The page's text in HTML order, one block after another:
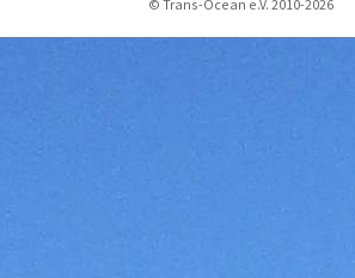
© Trans-Ocean e.V. 2010-2026